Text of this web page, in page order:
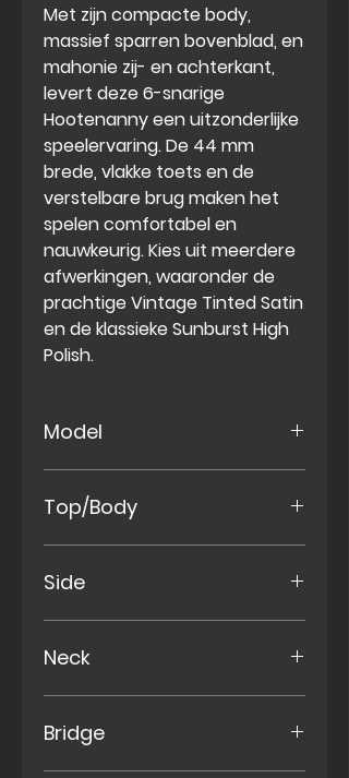
Met zijn compacte body,
massief sparren bovenblad, en
mahonie zij- en achterkant,
levert deze 6-snarige
Hootenanny een uitzonderlijke
speelervaring. De 44 mm
brede, vlakke toets en de
verstelbare brug maken het
spelen comfortabel en
nauwkeurig. Kies uit meerdere
afwerkingen, waaronder de
prachtige Vintage Tinted Satin
en de klassieke Sunburst High
Polish.
Model
Top/Body
Side
Neck
Bridge